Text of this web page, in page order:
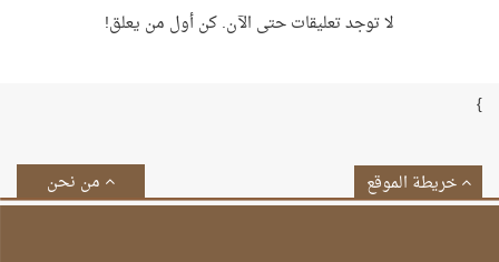
لا توجد تعليقات حتى الآن. كن أول من يعلق!
}
من نحن خريطة الموقع